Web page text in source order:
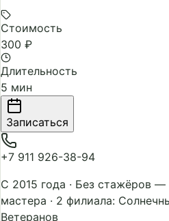
Стоимость
300 ₽
Длительность
5 мин
Записаться
+7 911 926-38-94
С 2015 года · Без стажёров —
мастера · 2 филиала:
Ветеранов